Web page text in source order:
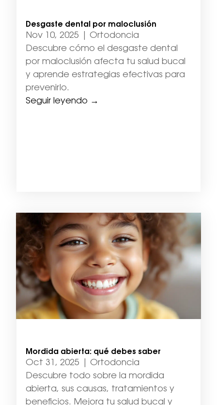
Desgaste dental por maloclusión
Nov 10, 2025
Ortodoncia
Descubre cómo el desgaste dental
por maloclusión afecta tu salud bucal
y aprende estrategias efectivas para
prevenirlo.
Seguir leyendo →
Mordida abierta: qué debes saber
Oct 31, 2025
Ortodoncia
Descubre todo sobre la mordida
abierta, sus causas, tratamientos y
beneficios. Mejora tu salud bucal y